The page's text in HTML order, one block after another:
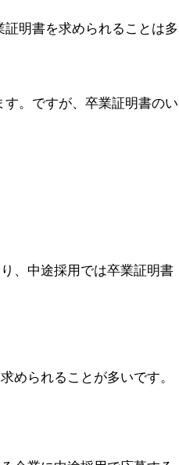
明書を求められることは多
。ですが、卒業証明書のい
、中途採用では卒業証明書
められることが多いです。